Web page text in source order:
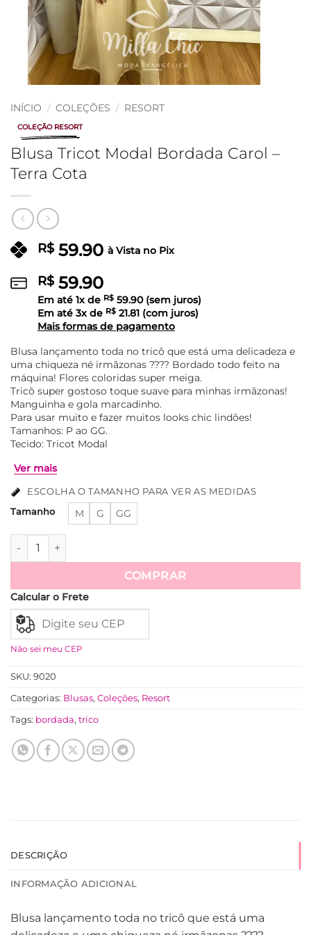
INÍCIO / COLEÇÕES / RESORT
COLEÇÃO RESORT
Blusa Tricot Modal Bordada Carol –
Terra Cota
R$59.90 à Vista no Pix
R$59.90
Em até 1x de R$ 59.90(sem juros)
Em até 3x de R$ 21.81 (com juros)
Mais formas de pagamento
Blusa lançamento toda no tricô que está uma delicadeza e
uma chiqueza né irmãzonas ???? Bordado todo feito na
máquina! Flores coloridas super meiga.
Tricô super gostoso toque suave para minhas irmãzonas!
Manguinha e gola marcadinho.
Para usar muito e fazer muitos looks chic lindões!
Tamanhos: P ao GG.
Tecido: Tricot Modal
Ver mais
ESCOLHA O TAMANHO PARA VER AS MEDIDAS
Tamanho M G GG
Blusa Tricot Modal Bordada Carol - Terra Cota quantidade
COMPRAR
Calcular o Frete
Não sei meu CEP
SKU: 9020
Categorias: Blusas, Coleções, Resort
Tags: bordada, trico
DESCRIÇÃO
INFORMAÇÃO ADICIONAL
Blusa lançamento toda no tricô que está uma